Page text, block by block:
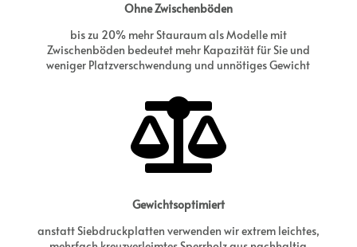
Ohne Zwischenböden
bis zu 20% mehr Stauraum als Modelle mit
Zwischenböden bedeutet mehr Kapazität für Sie und
weniger Platzverschwendung und unnötiges Gewicht

Gewichtsoptimiert
anstatt Siebdruckplatten verwenden wir extrem leichtes,